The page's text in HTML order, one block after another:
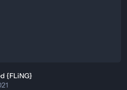
{FLiNG}